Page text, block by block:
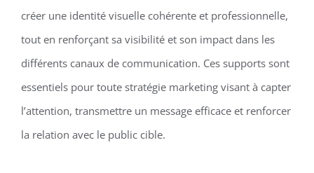
créer une identité visuelle cohérente et professionnelle,
tout en renforçant sa visibilité et son impact dans les
différents canaux de communication. Ces supports sont
essentiels pour toute stratégie marketing visant à capter
l’attention, transmettre un message efficace et renforcer
la relation avec le public cible.